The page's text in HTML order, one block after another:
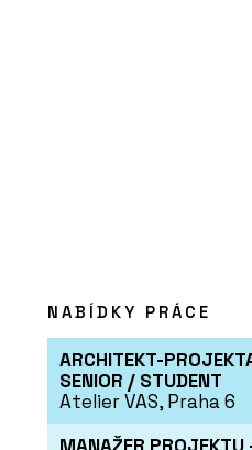
NABÍDKY PRÁCE
ARCHITEKT-
SENIOR / STUDENT
Atelier VAS, Praha 6